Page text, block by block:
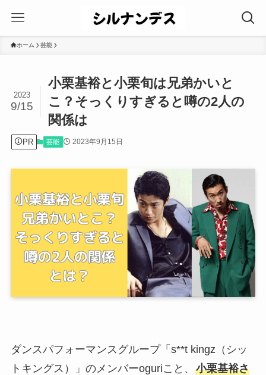
ホーム 芸能
小栗基裕と小栗旬は兄弟かいと
こ？そっくりすぎると噂の2人の
関係は
2023
9/15
PR 芸能 2023年9月15日
ダンスパフォーマンスグループ「s**t kingz（シッ
トキングス）」のメンバーoguriこと、 小栗基裕さ